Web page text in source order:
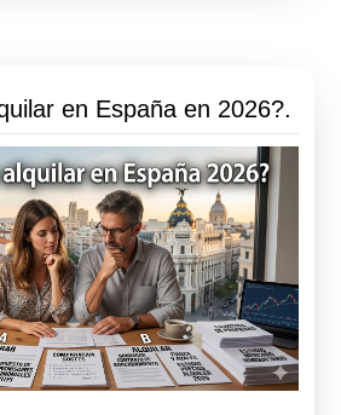
en España en 2026?.